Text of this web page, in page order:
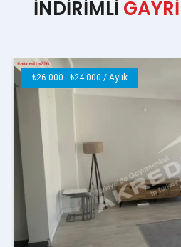
İNDİRİMLİ
₺26.000 - ₺24.000 / Aylık